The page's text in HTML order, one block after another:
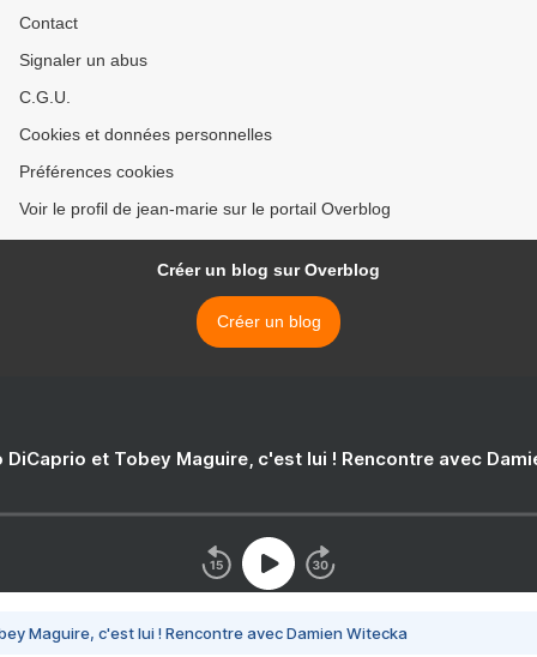
Contact
Signaler un abus
C.G.U.
Cookies et données personnelles
Préférences cookies
Voir le profil de jean-marie sur le portail Overblog
Créer un blog sur Overblog
Créer un blog
DiCaprio et Tobey Maguire, c'est lui ! Rencontre avec
Maguire, c'est lui ! Rencontre avec Damien Witecka